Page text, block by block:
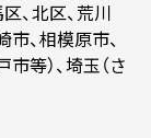
、北区、荒川
市、相模原市、
等）、埼玉（さ